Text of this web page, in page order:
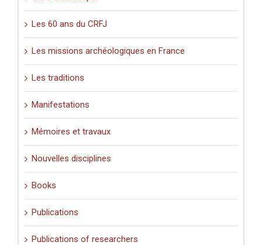
Les 60 ans du CRFJ
Les missions archéologiques en France
Les traditions
Manifestations
Mémoires et travaux
Nouvelles disciplines
Books
Publications
Publications of researchers